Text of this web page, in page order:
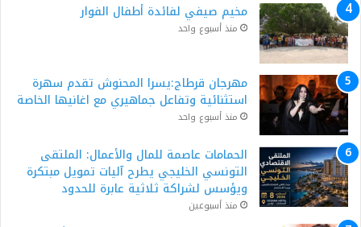
مخيم صيفي لفائدة أطفال الفوار
منذ أسبوع واحد
مهرجان قرطاج:يسرا المحنوش تقدم سهرة
استثنائية وتفاعل جماهيري مع اغانيها الخاصة
منذ أسبوع واحد
الحمامات عاصمة للمال والأعمال: الملتقى
التونسي الخليجي يطرح آليات تمويل مبتكرة
ويؤسس لشراكة ثلاثية عابرة للحدود
منذ أسبوعين